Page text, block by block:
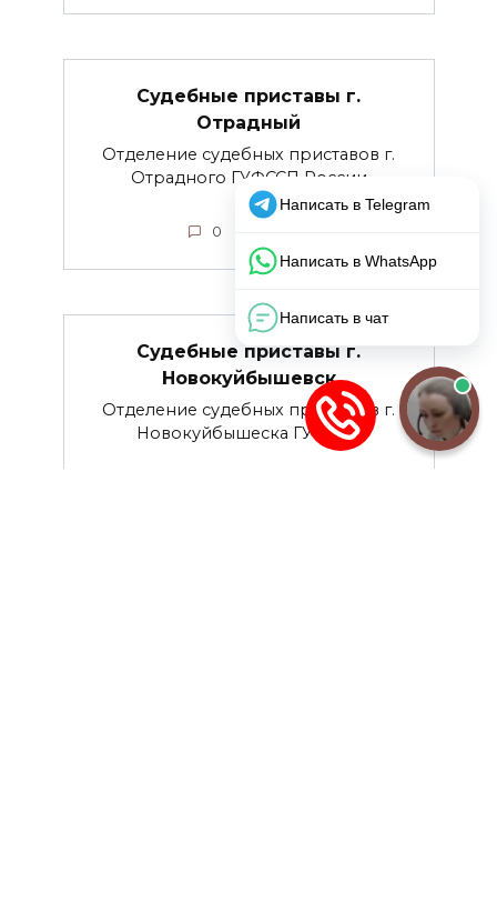
Судебные приставы г.
Отрадный
Отделение судебных приставов г.
Отрадного ГУФССП России
0
Судебные приставы г.
Новокуйбышевск
Отделение судебных приставов г.
Новокуйбышеска ГУФССП